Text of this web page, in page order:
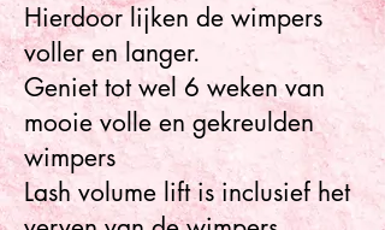
Hierdoor lijken de wimpers
voller en langer.
Geniet tot wel 6 weken van
mooie volle en gekreulden
wimpers
Lash volume lift is inclusief het